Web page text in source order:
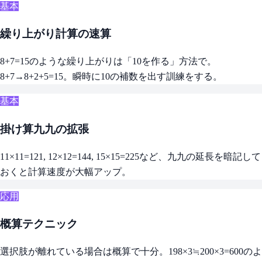
基本
繰り上がり計算の速算
8+7=15のような繰り上がりは「10を作る」方法で。
8+7→8+2+5=15。瞬時に10の補数を出す訓練をする。
基本
掛け算九九の拡張
11×11=121, 12×12=144, 15×15=225など、九九の延長を暗記して
おくと計算速度が大幅アップ。
応用
概算テクニック
選択肢が離れている場合は概算で十分。198×3≒200×3=600のよ